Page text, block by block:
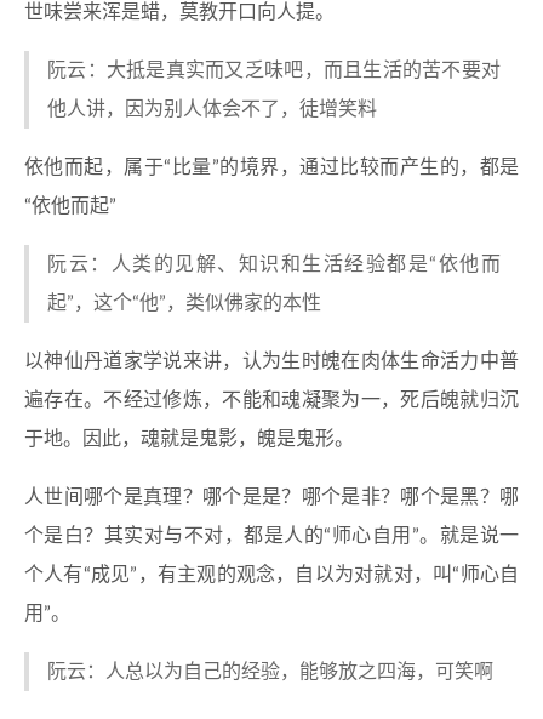
世味尝来浑是蜡，莫教开口向人提。
阮云：大抵是真实而又乏味吧，而且生活的苦不要对
他人讲，因为别人体会不了，徒增笑料
依他而起，属于“比量”的境界，通过比较而产生的，都是
“依他而起”
阮云：人类的见解、知识和生活经验都是“依他而
起”，这个“他”，类似佛家的本性
以神仙丹道家学说来讲，认为生时魄在肉体生命活力中普
遍存在。不经过修炼，不能和魂凝聚为一，死后魄就归沉
于地。因此，魂就是鬼影，魄是鬼形。
人世间哪个是真理？哪个是是？哪个是非？哪个是黑？哪
个是白？其实对与不对，都是人的“师心自用”。就是说一
个人有“成见”，有主观的观念，自以为对就对，叫“师心自
用”。
阮云：人总以为自己的经验，能够放之四海，可笑啊